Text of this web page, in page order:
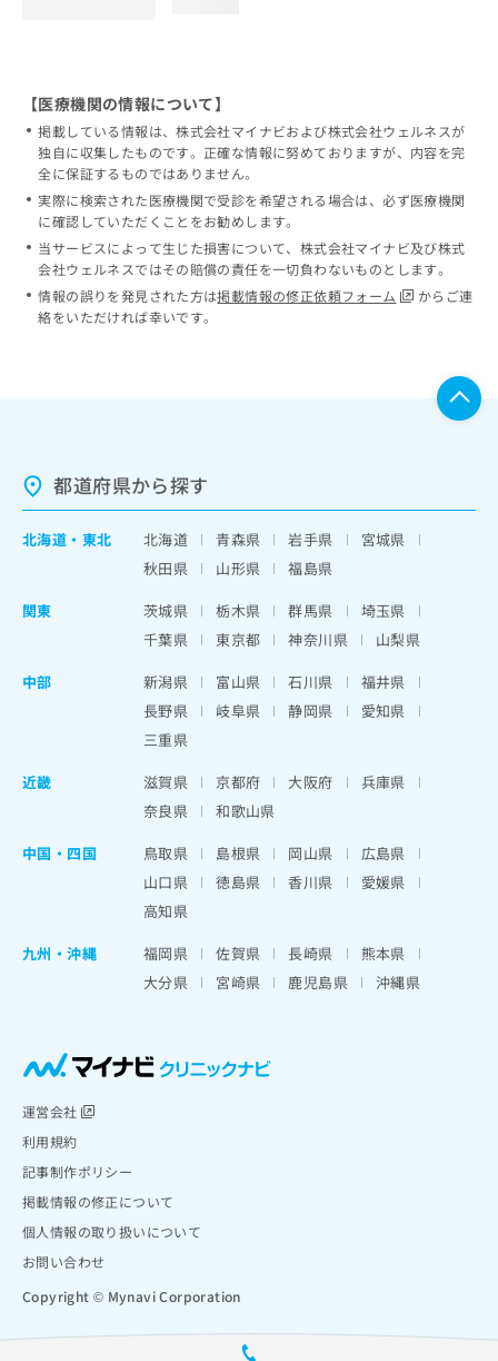
【医療機関の情報について】
掲載している情報は、株式会社マイナビおよび株式会社ウェルネスが
独自に収集したものです。正確な情報に努めておりますが、内容を完
全に保証するものではありません。
実際に検索された医療機関で受診を希望される場合は、必ず医療機関
に確認していただくことをお勧めします。
当サービスによって生じた損害について、株式会社マイナビ及び株式
会社ウェルネスではその賠償の責任を一切負わないものとします。
情報の誤りを発見された方は掲載情報の修正依頼フォーム
からご連
絡をいただければ幸いです。
都道府県から探す
北海道 ・ 東北 北海道 青森県 岩手県
宮城県
秋田県
山形県
福島県
関東
茨城県 栃木県 群馬県
埼玉県
千葉県
東京都 神奈川県
山梨県
中部
新潟県 富山県 石川県
福井県
長野県
岐阜県 静岡県
愛知県
三重県
近畿
滋賀県 京都府 大阪府
兵庫県
奈良県
和歌山県
中国・四国
鳥取県 島根県 岡山県
広島県
山口県
徳島県 香川県
愛媛県
高知県
九州・沖縄
福岡県 佐賀県 長崎県
熊本県
大分県
宮崎県 鹿児島県 沖縄県
運営会社
利用規約
記事制作ポリシー
掲載情報の修正について
個人情報の取り扱いについて
お問い合わせ
Copyright © Mynavi Corporation